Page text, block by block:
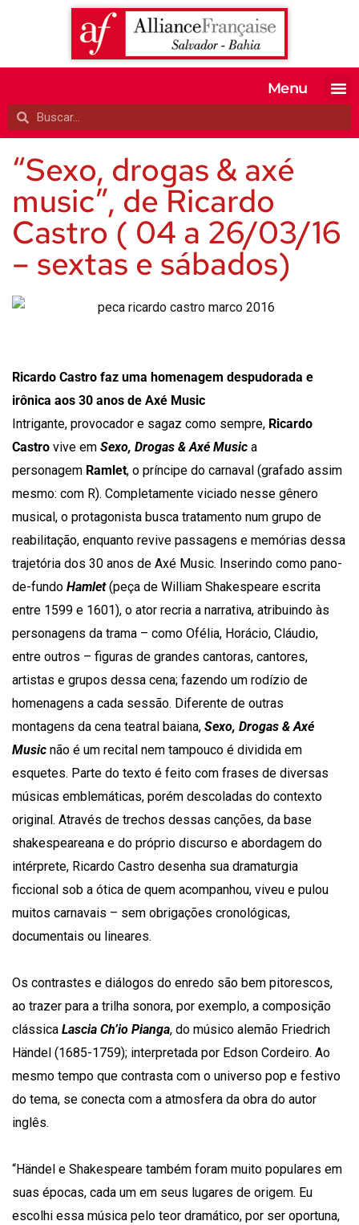
Menu
“Sexo, drogas & axé
music”, de Ricardo
Castro ( 04 a 26/03/16
– sextas e sábados)
Ricardo Castro faz uma homenagem despudorada e
irônica aos 30 anos de Axé Music
Intrigante, provocador e sagaz como sempre, Ricardo
Castro vive em Sexo, Drogas & Axé Music a
personagem Ramlet, o príncipe do carnaval (grafado assim
mesmo: com R). Completamente viciado nesse gênero
musical, o protagonista busca tratamento num grupo de
reabilitação, enquanto revive passagens e memórias dessa
trajetória dos 30 anos de Axé Music. Inserindo como pano-
de-fundo Hamlet (peça de William Shakespeare escrita
entre 1599 e 1601), o ator recria a narrativa, atribuindo às
personagens da trama – como Ofélia, Horácio, Cláudio,
entre outros – figuras de grandes cantoras, cantores,
artistas e grupos dessa cena; fazendo um rodízio de
homenagens a cada sessão. Diferente de outras
montagens da cena teatral baiana, Sexo, Drogas & Axé
Music não é um recital nem tampouco é dividida em
esquetes. Parte do texto é feito com frases de diversas
músicas emblemáticas, porém descoladas do contexto
original. Através de trechos dessas canções, da base
shakespeareana e do próprio discurso e abordagem do
intérprete, Ricardo Castro desenha sua dramaturgia
ficcional sob a ótica de quem acompanhou, viveu e pulou
muitos carnavais – sem obrigações cronológicas,
documentais ou lineares.
Os contrastes e diálogos do enredo são bem pitorescos,
ao trazer para a trilha sonora, por exemplo, a composição
clássica Lascia Ch’io Pianga, do músico alemão Friedrich
Händel (1685-1759); interpretada por Edson Cordeiro. Ao
mesmo tempo que contrasta com o universo pop e festivo
do tema, se conecta com a atmosfera da obra do autor
inglês.
“Händel e Shakespeare também foram muito populares em
suas épocas, cada um em seus lugares de origem. Eu
escolhi essa música pelo teor dramático, por ser oportuna,